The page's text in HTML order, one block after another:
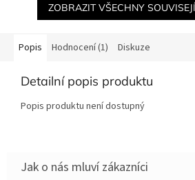
ZOBRAZIT VŠECHNY
Popis Hodnocení (1) Diskuze
Detailní popis produktu
Popis produktu není dostupný